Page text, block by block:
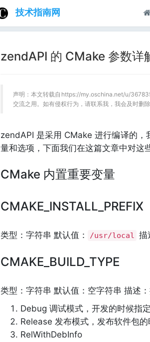
技术指南网
zendAPI 的 CMake 参数详
声明：本文转载自https://my.oschina.net/u/
交流之用。如有侵权行为，请联系我，我会及时删除
zendAPI 是采用 CMake 进行编译的
量和选项，下面我们在这篇文章中对这
CMake 内置重要变量
CMAKE_INSTALL_PREFIX
类型：字符串 默认值： /usr/local 描
CMAKE_BUILD_TYPE
类型：字符串 默认值：空字符串 描述
Debug 调试模式，开发的时候指定
Release 发布模式，发布软件包的
RelWithDebInfo